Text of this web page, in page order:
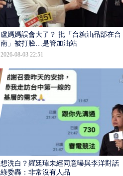
盧媽媽誤會大了？ 批「台糖油品部在台
南」被打臉…是管加油站
2026-08-03 22:51
想洗白？羅廷瑋未經同意曝與李洋對話
綠委轟：非常沒有人品